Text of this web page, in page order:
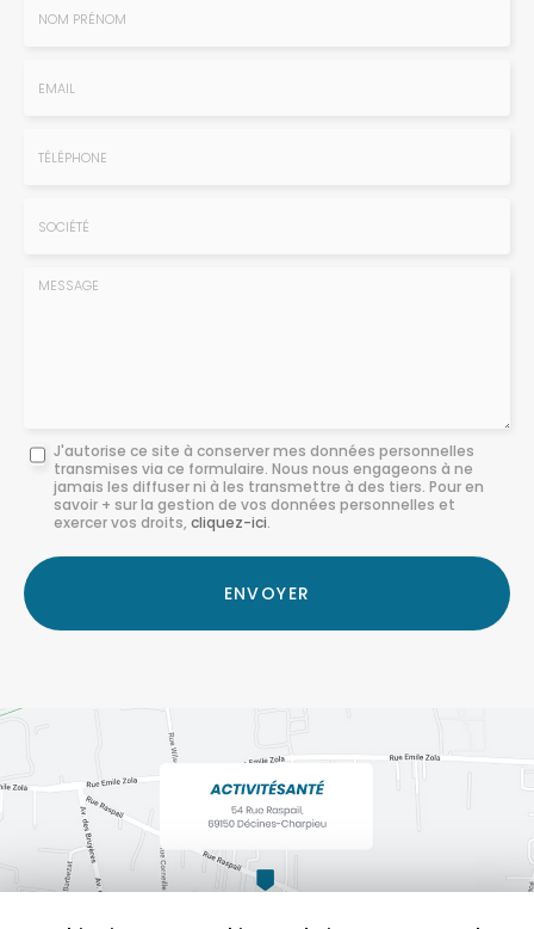
Message
J'autorise ce site à conserver mes données personnelles
transmises via ce formulaire. Nous nous engageons à ne
jamais les diffuser ni à les transmettre à des tiers. Pour en
savoir + sur la gestion de vos données personnelles et
exercer vos droits, cliquez-ici.
Acceptation
RGPD
*
ENVOYER